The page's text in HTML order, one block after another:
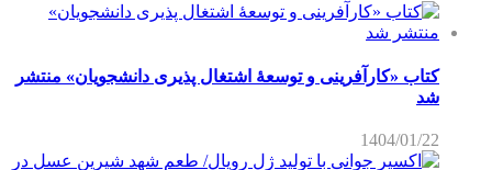
کتاب «کارآفرینی و توسعۀ اشتغال پذیری دانشجویان» منتشر
شد
1404/01/22